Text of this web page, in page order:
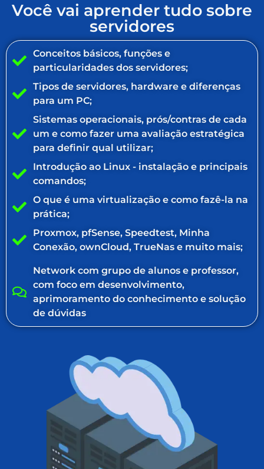
Você vai aprender tudo sobre
servidores
Conceitos básicos, funções e
particularidades dos servidores;
Tipos de servidores, hardware e diferenças
para um PC;
Sistemas operacionais, prós/contras de cada
um e como fazer uma avaliação estratégica
para definir qual utilizar;
Introdução ao Linux - instalação e principais
comandos;
O que é uma virtualização e como fazê-la na
prática;
Proxmox, pfSense, Speedtest, Minha
Conexão, ownCloud, TrueNas e muito mais;
Network com grupo de alunos e professor,
com foco em desenvolvimento,
aprimoramento do conhecimento e solução
de dúvidas